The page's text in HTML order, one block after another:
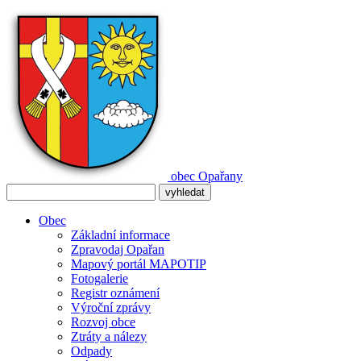
obec Opařany
Obec
Základní informace
Zpravodaj Opařan
Mapový portál MAPOTIP
Fotogalerie
Registr oznámení
Výroční zprávy
Rozvoj obce
Ztráty a nálezy
Odpady